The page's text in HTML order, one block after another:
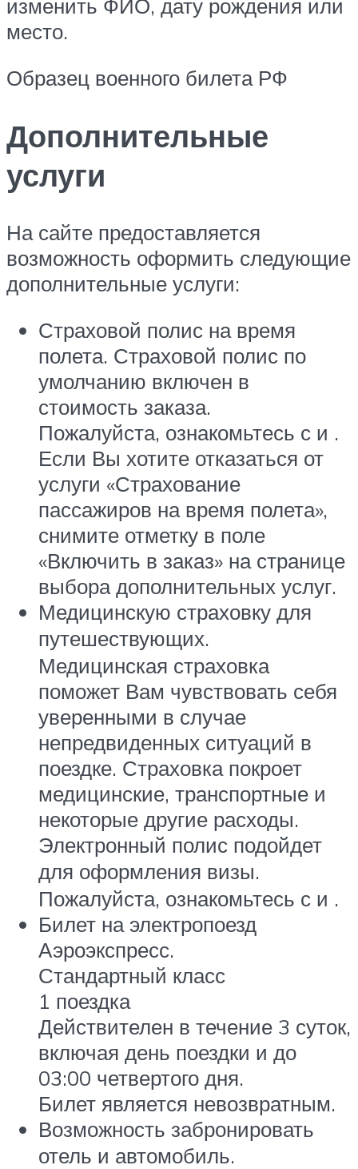
изменить ФИО, дату рождения или
место.
Образец военного билета РФ
Дополнительные
услуги
На сайте предоставляется
возможность оформить следующие
дополнительные услуги:
Страховой полис на время
полета. Страховой полис по
умолчанию включен в
стоимость заказа.
Пожалуйста, ознакомьтесь с и .
Если Вы хотите отказаться от
услуги «Страхование
пассажиров на время полета»,
снимите отметку в поле
«Включить в заказ» на странице
выбора дополнительных услуг.
Медицинскую страховку для
путешествующих.
Медицинская страховка
поможет Вам чувствовать себя
уверенными в случае
непредвиденных ситуаций в
поездке. Страховка покроет
медицинские, транспортные и
некоторые другие расходы.
Электронный полис подойдет
для оформления визы.
Пожалуйста, ознакомьтесь с и .
Билет на электропоезд
Аэроэкспресс.
Стандартный класс
1 поездка
Действителен в течение 3 суток,
включая день поездки и до
03:00 четвертого дня.
Билет является невозвратным.
Возможность забронировать
отель и автомобиль.